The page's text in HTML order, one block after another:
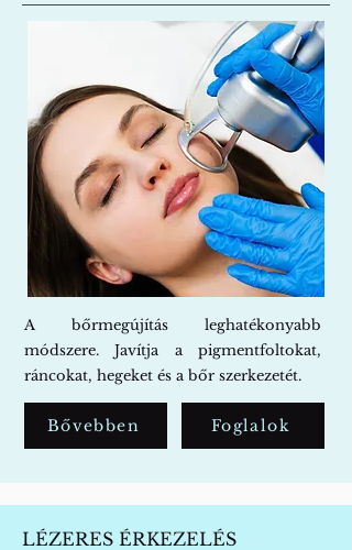
A bőrmegújítás leghatékonyabb
módszere. Javítja a pigmentfoltokat,
ráncokat, hegeket és a bőr szerkezetét.
Bővebben Foglalok
LÉZERES ÉRKEZELÉS